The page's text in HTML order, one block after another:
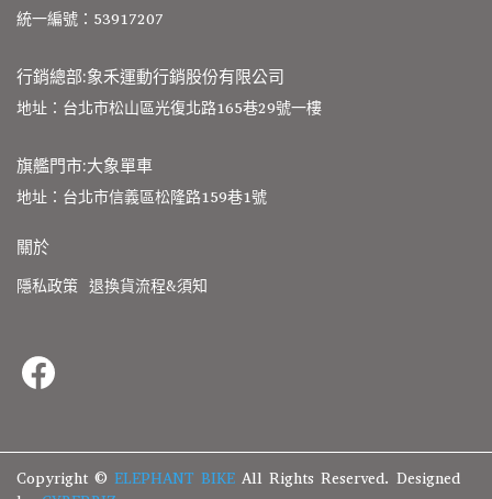
統一編號：53917207
行銷總部:象禾運動行銷股份有限公司
地址：台北市松山區光復北路165巷29號一樓
旗艦門市:大象單車
地址：台北市信義區松隆路159巷1號
關於
隱私政策 退換貨流程&須知
Copyright © ELEPHANT BIKE All Rights Reserved. Designed